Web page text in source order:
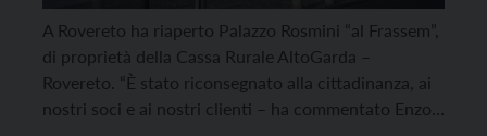
A Rovereto ha riaperto Palazzo Rosmini “al Frassem”,
di proprietà della Cassa Rurale AltoGarda –
Rovereto. “È stato riconsegnato alla cittadinanza, ai
nostri soci e ai nostri clienti – ha commentato Enzo